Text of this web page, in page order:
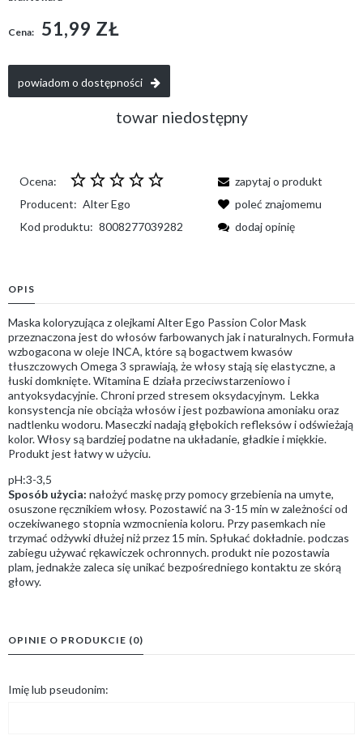
Cena: 51,99 ZŁ
powiadom o dostępności
towar niedostępny
Ocena:
Producent: Alter Ego
Kod produktu: 8008277039282
zapytaj o produkt
poleć znajomemu
dodaj opinię
OPIS
Maska koloryzująca z olejkami Alter Ego Passion Color Mask
przeznaczona jest do włosów farbowanych jak i naturalnych. Formuła
wzbogacona w oleje INCA, które są bogactwem kwasów
tłuszczowych Omega 3 sprawiają, że włosy stają się elastyczne, a
łuski domknięte. Witamina E działa przeciwstarzeniowo i
antyoksydacyjnie. Chroni przed stresem oksydacyjnym. Lekka
konsystencja nie obciąża włosów i jest pozbawiona amoniaku oraz
nadtlenku wodoru. Maseczki nadają głębokich refleksów i odświeżają
kolor. Włosy są bardziej podatne na układanie, gładkie i miękkie.
Produkt jest łatwy w użyciu.
pH:3-3,5
Sposób użycia: nałożyć maskę przy pomocy grzebienia na umyte,
osuszone ręcznikiem włosy. Pozostawić na 3-15 min w zależności od
oczekiwanego stopnia wzmocnienia koloru. Przy pasemkach nie
trzymać odżywki dłużej niż przez 15 min. Spłukać dokładnie. podczas
zabiegu używać rękawiczek ochronnych. produkt nie pozostawia
plam, jednakże zaleca się unikać bezpośredniego kontaktu ze skórą
głowy.
OPINIE O PRODUKCIE (0)
Imię lub pseudonim: